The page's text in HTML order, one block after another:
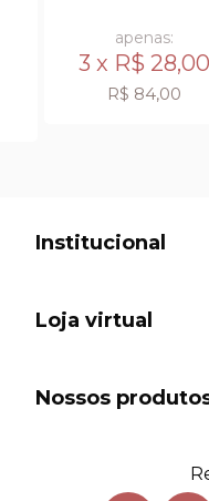
apenas:
3 x R$ 28,00
R$ 84,00
Institucional
Loja virtual
Nossos